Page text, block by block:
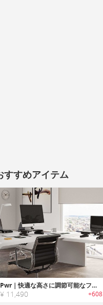
すすめアイテム
Pwr｜快適な高さに調節可能なファン搭載ノートPC用スタンド
¥ 11,490 +608